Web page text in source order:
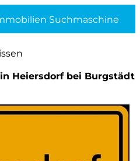
Suchmaschine
Heiersdorf bei Burgstädt